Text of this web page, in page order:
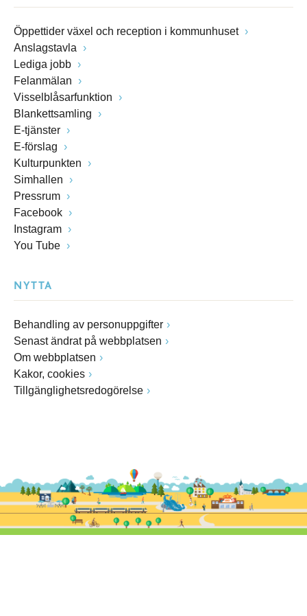
Öppettider växel och reception i kommunhuset
Anslagstavla
Lediga jobb
Felanmälan
Visselblåsarfunktion
Blankettsamling
E-tjänster
E-förslag
Kulturpunkten
Simhallen
Pressrum
Facebook
Instagram
You Tube
NYTTA
Behandling av personuppgifter
Senast ändrat på webbplatsen
Om webbplatsen
Kakor, cookies
Tillgänglighetsredogörelse